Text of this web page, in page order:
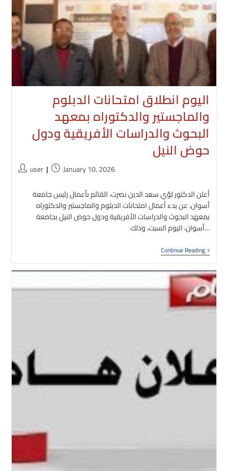
اليوم انطلاق امتحانات الدبلوم
والماجستير والدكتوراه بمعهد
البحوث والدراسات الأفريقية ودول
حوض النيل
Postuser
PostJanuary 10, 2026
أعلن الدكتور لؤي سعد الدين نصرت، القائم بأعمال رئيس جامعة
أسوان، عن بدء أعمال امتحانات الدبلوم والماجستير والدكتوراه
بمعهد البحوث والدراسات الأفريقية ودول حوض النيل بجامعة
أسوان، اليوم السبت، وذلك…
Continue Readingاليوم
انطلاق
الدبلوم
بمعهد
البحوث